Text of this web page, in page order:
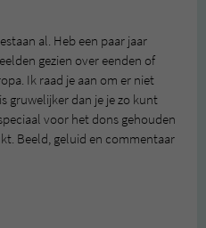
al. Heb een paar jaar
gezien over eenden of
Ik raad je aan om er niet
gruwelijker dan je je zo kunt
voor het dons gehouden
Beeld, geluid en commentaar